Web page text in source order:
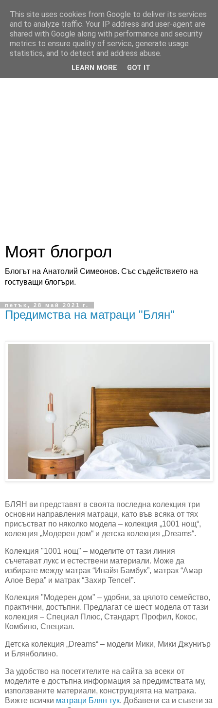
Моят блогрол
Блогът на Анатолий Симеонов. Със съдействието на
гостуващи блогъри.
петък, 28 май 2021 г.
Предимства на матраци "Блян"
БЛЯН ви представят в своята последна колекция три
основни направления матраци, като във всяка от тях
присъстват по няколко модела – колекция „1001 нощ“,
колекция „Модерен дом“ и детска колекция „Dreams“.
Колекция "1001 нощ" – моделите от тази линия
съчетават лукс и естествени материали. Може да
избирате между матрак “Инайя Бамбук”, матрак “Амар
Алое Вера” и матрак “Захир Tencel”.
Колекция "Модерен дом" – удобни, за цялото семейство,
практични, достъпни. Предлагат се шест модела от тази
колекция – Специал Плюс, Стандарт, Профил, Кокос,
Комбино, Специал.
Детска колекция „Dreams“ – модели Мики, Мики Джуниър
и Блянболино.
За удобство на посетителите на сайта за всеки от
моделите е достъпна информация за предимствата му,
използваните материали, конструкцията на матрака.
Вижте всички матраци Блян тук. Добавени са и съвети за
This site uses cookies from Google to deliver its services
and to analyze traffic. Your IP address and user-agent are
shared with Google along with performance and security
metrics to ensure quality of service, generate usage
statistics, and to detect and address abuse.
LEARN MORE GOT IT